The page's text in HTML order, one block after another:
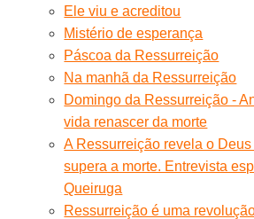
Ele viu e acreditou
Mistério de esperança
Páscoa da Ressurreição
Na manhã da Ressurreição
Domingo da Ressurreição -
vida renascer da morte
A Ressurreição revela o
supera a morte. Entrevista
Queiruga
Ressurreição é uma